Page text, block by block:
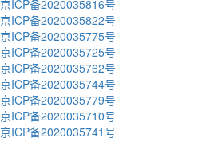
京ICP备2020035816号
京ICP备2020035822号
京ICP备2020035775号
京ICP备2020035725号
京ICP备2020035762号
京ICP备2020035744号
京ICP备2020035779号
京ICP备2020035710号
京ICP备2020035741号